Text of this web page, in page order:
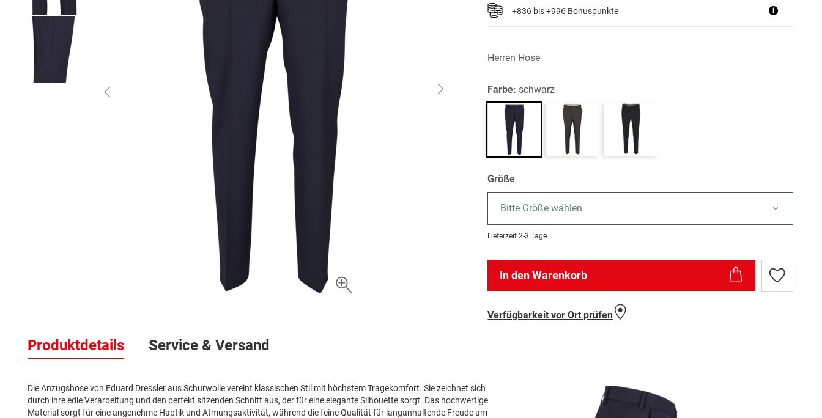
Bildergalerie
springen
+836 bis +996 Bonuspunkte i
Herren Hose
Farbe:schwarz
Größe
Bitte Größe wählen
Lieferzeit 2-3 Tage
In den Warenkorb
Zur
Wunschliste
Verfügbarkeit vor Ort prüfen
Produktdetails
Die Anzugshose von Eduard Dressler aus Schurwolle vereint klassischen Stil mit höchstem Tragekomfort. Sie zeichnet sich
durch ihre edle Verarbeitung und den perfekt sitzenden Schnitt aus, der für eine elegante Silhouette sorgt. Das hochwertige
Material sorgt für eine angenehme Haptik und Atmungsaktivität, während die feine Qualität für langanhaltende Freude am
Service & Versand